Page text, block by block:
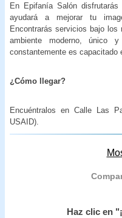
En Epifanía Salón
ayudará a mejorar tu
Encontrarás servicios bajo
ambiente moderno, único
constantemente es capacitado
¿Cómo llegar?
Encuéntralos en Calle Las
USAID).
Haz clic en